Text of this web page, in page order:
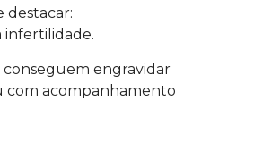
destacar:
infertilidade.
engravidar
acompanhamento